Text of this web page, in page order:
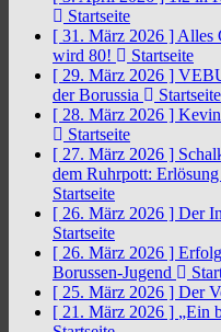
Startseite
[ 31. März 2026 ] Alles
wird 80!
Startseite
[ 29. März 2026 ]
der Borussia
Startseite
[ 28. März 2026 ]
Startseite
[ 27. März 2026 ]
dem Ruhrpott:
Startseite
[ 26. März 2026 ] Der
Startseite
[ 26. März 2026 ]
Borussen-Jugend
[ 25. März 2026 ] Der
[ 21. März 2026 ] „Ein